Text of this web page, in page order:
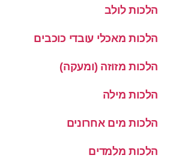
הלכות לולב
הלכות מאכלי עובדי כוכבים
הלכות מזוזה (ומעקה)
הלכות מילה
הלכות מים אחרונים
הלכות מלמדים